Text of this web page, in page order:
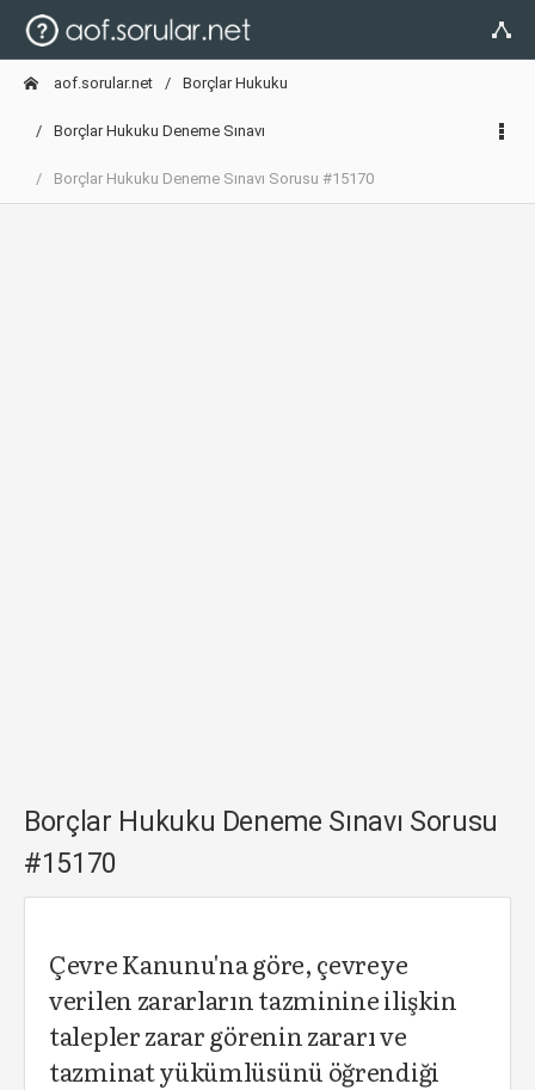
aof.sorular.net Borçlar Hukuku
Borçlar Hukuku Deneme Sınavı
Borçlar Hukuku Deneme Sınavı Sorusu #15170
Borçlar Hukuku Deneme Sınavı Sorusu
#15170
Çevre Kanunu'na göre, çevreye
verilen zararların tazminine ilişkin
talepler zarar görenin zararı ve
tazminat yükümlüsünü öğrendiği